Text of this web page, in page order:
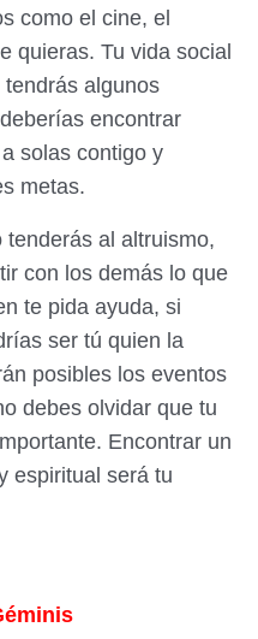
como el cine, el
quieras. Tu vida social
algunos
encontrar
solas contigo y
metas.
al altruismo,
con los demás lo que
te pida ayuda, si
ser tú quien la
posibles los eventos
debes olvidar que tu
Encontrar un
espiritual será tu